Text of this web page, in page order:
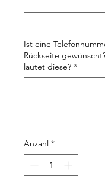
Ist eine
Rückseite
lautet diese? *
Anzahl *